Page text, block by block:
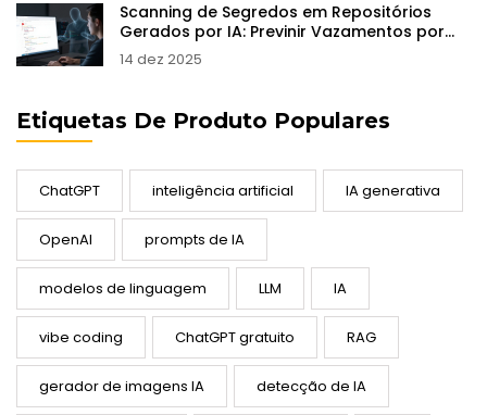
Scanning de Segredos em Repositórios
Gerados por IA: Previnir Vazamentos por
Padrão
14 dez 2025
Etiquetas De Produto Populares
ChatGPT inteligência artificial IA generativa
OpenAI prompts de IA
modelos de linguagem LLM IA
vibe coding ChatGPT gratuito RAG
gerador de imagens IA detecção de IA